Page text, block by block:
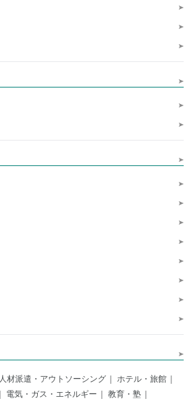
人材派遣・アウトソーシング
ホテル・旅館
電気・ガス・エネルギー
教育・塾